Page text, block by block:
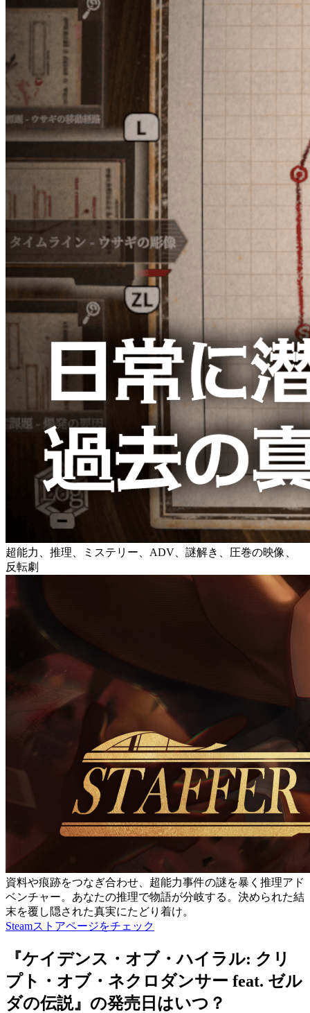
超能力、推理、ミステリー、ADV、謎解き、圧巻の映像、
反転劇
資料や痕跡をつなぎ合わせ、超能力事件の謎を暴く推理アド
ベンチャー。あなたの推理で物語が分岐する。決められた結
末を覆し隠された真実にたどり着け。
Steamストアページをチェック
『ケイデンス・オブ・ハイラル: クリ
プト・オブ・ネクロダンサー feat. ゼル
ダの伝説』の発売日はいつ？